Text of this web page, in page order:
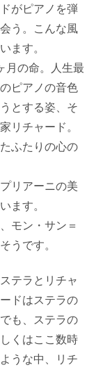
がピアノを弾
う。こんな風
ます。
月の命。人生最
ピアノの音色
とする姿、そ
リチャード。
ふたりの心の
リアーニの美
ます。
モン・サン＝
うです。
テラとリチャ
ドはステラの
も、ステラの
くはここ数時
うな中、リチ